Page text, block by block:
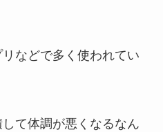
などで多く使われてい
て体調が悪くなるなん